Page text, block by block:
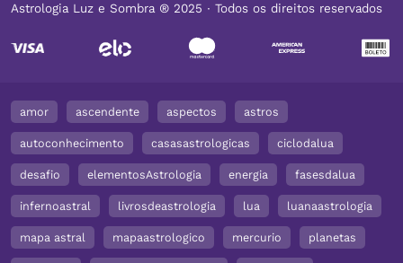
Astrologia Luz e Sombra ® 2025 ∙ Todos os direitos reservados
amor ascendente aspectos astros
autoconhecimento casasastrologicas ciclodalua
desafio elementosAstrologia energia fasesdalua
infernoastral livrosdeastrologia lua luanaastrologia
mapa astral mapaastrologico mercurio planetas